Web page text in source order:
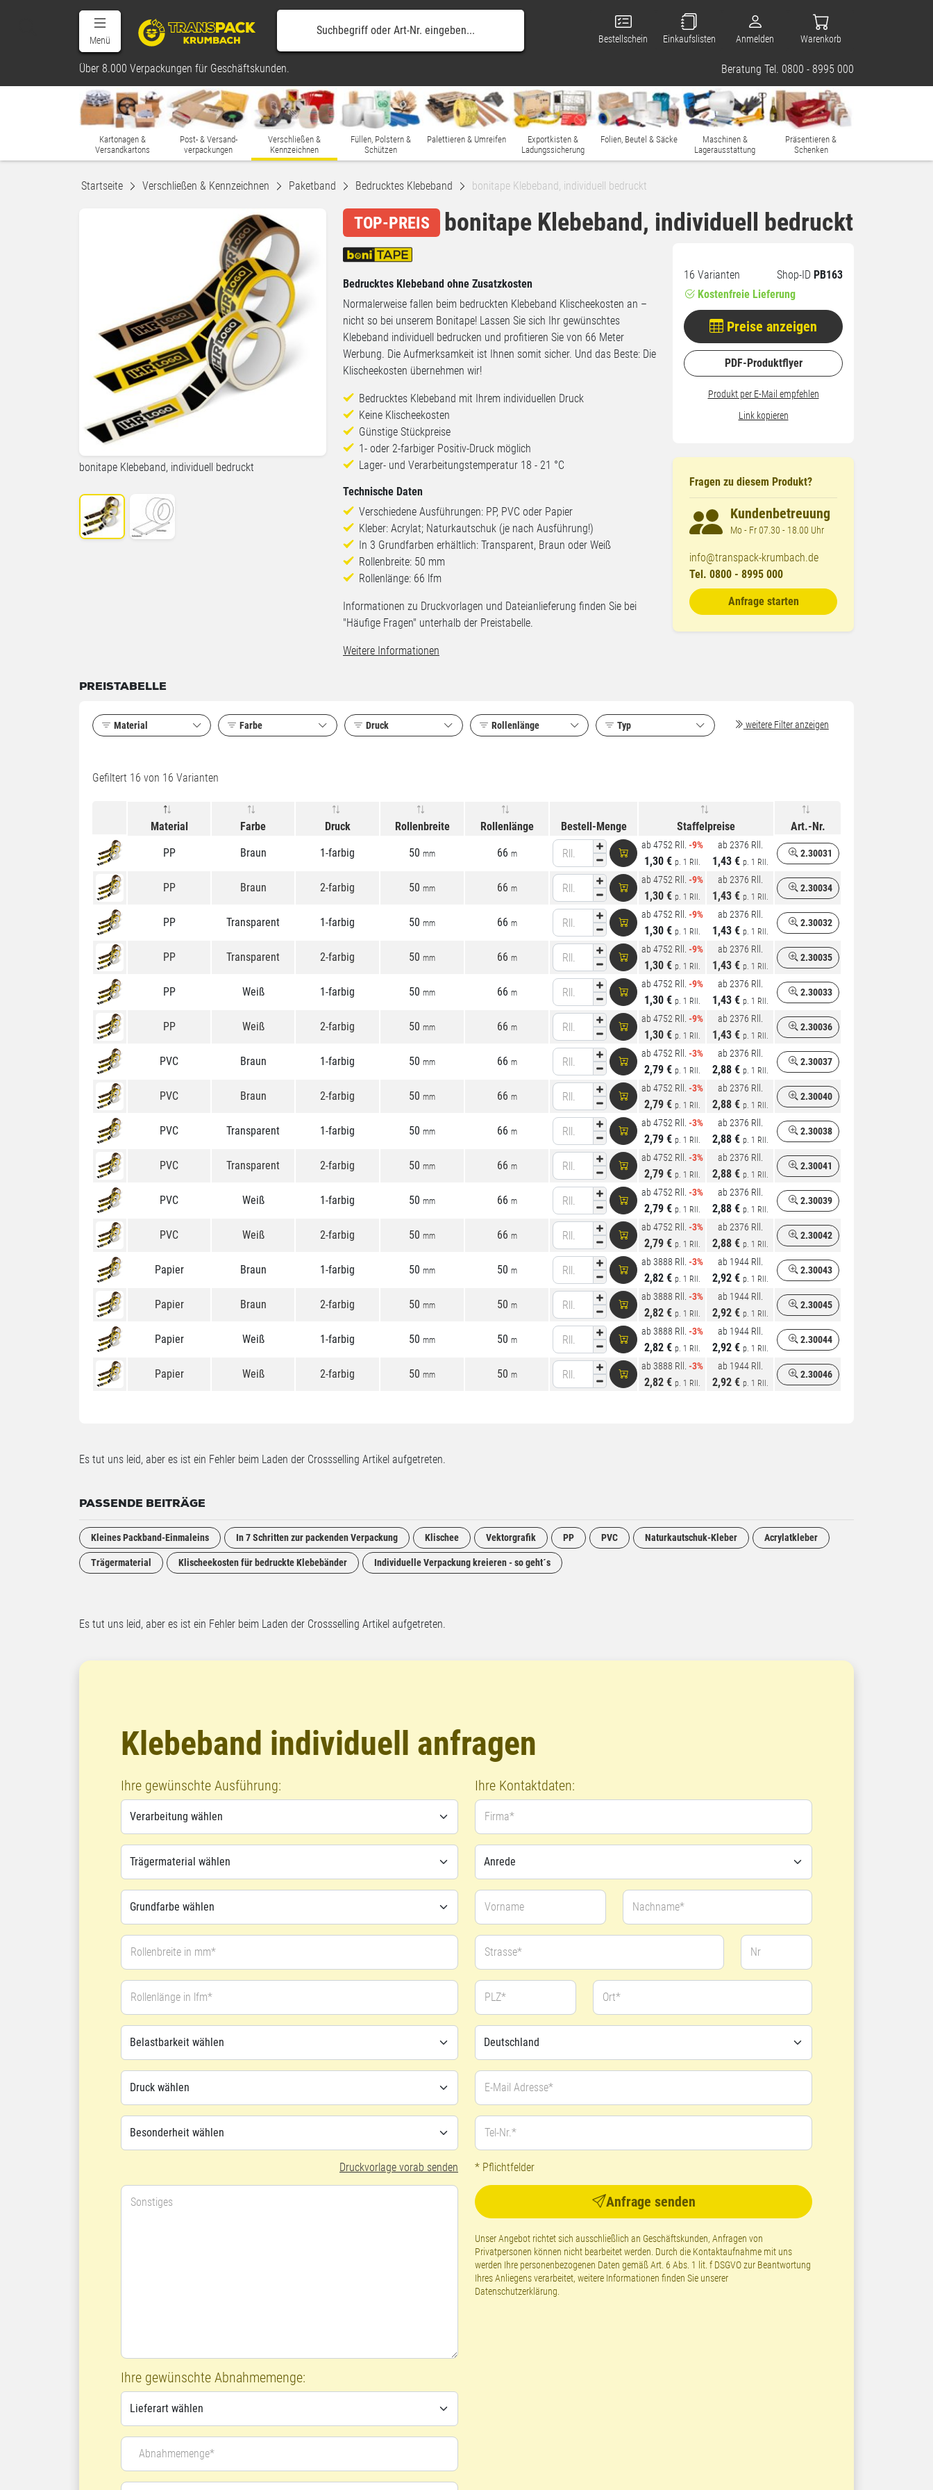
Menü Bestellschein Einkaufslisten Anmelden Warenkorb
Über 8.000 Verpackungen für Geschäftskunden. Beratung Tel. 0800 - 8995 000
Kartonagen &
Versandkartons
Post- & Versand-
verpackungen
Verschließen &
Kennzeichnen
Füllen, Polstern &
Schützen
Palettieren & Umreifen
Exportkisten &
Ladungssicherung
Folien, Beutel & Säcke
Maschinen &
Lagerausstattung
Präsentieren &
Schenken
Startseite Verschließen & Kennzeichnen Paketband Bedrucktes Klebeband bonitape Klebeband, individuell bedruckt
TOP-PREIS bonitape Klebeband, individuell bedruckt
bonitape Klebeband, individuell bedruckt
16 Varianten Shop-ID PB163
Kostenfreie Lieferung
Preise anzeigen
PDF-Produktflyer
Produkt per E-Mail empfehlen
Link kopieren
Fragen zu diesem Produkt?
Kundenbetreuung
Mo - Fr 07.30 - 18.00 Uhr
info@transpack-krumbach.de
Tel. 0800 - 8995 000
Anfrage starten
Bedrucktes Klebeband ohne Zusatzkosten
Normalerweise fallen beim bedruckten Klebeband Klischeekosten an –
nicht so bei unserem Bonitape! Lassen Sie sich Ihr gewünschtes
Klebeband individuell bedrucken und profitieren Sie von 66 Meter
Werbung. Die Aufmerksamkeit ist Ihnen somit sicher. Und das Beste: Die
Klischeekosten übernehmen wir!
Bedrucktes Klebeband mit Ihrem individuellen Druck
Keine Klischeekosten
Günstige Stückpreise
1- oder 2-farbiger Positiv-Druck möglich
Lager- und Verarbeitungstemperatur 18 - 21 °C
Technische Daten
Verschiedene Ausführungen: PP, PVC oder Papier
Kleber: Acrylat; Naturkautschuk (je nach Ausführung!)
In 3 Grundfarben erhältlich: Transparent, Braun oder Weiß
Rollenbreite: 50 mm
Rollenlänge: 66 lfm
Informationen zu Druckvorlagen und Dateianlieferung finden Sie bei
"Häufige Fragen" unterhalb der Preistabelle.
Weitere Informationen
PREISTABELLE
Material Farbe Druck Rollenlänge Typ weitere Filter anzeigen
Gefiltert 16 von 16 Varianten
Material Farbe Druck Rollenbreite Rollenlänge Bestell-Menge Staffelpreise
Art.-Nr.
PP
Braun 1-farbig 50 mm 66 m Rll.
ab 4752 Rll. -9%
1,30 € p. 1 Rll.
ab 2376 Rll.
1,43 € p. 1 Rll.
2.30031
PP Braun 2-farbig 50 mm 66 m Rll.
ab 4752 Rll. -9%
1,30 € p. 1 Rll.
ab 2376 Rll.
1,43 € p. 1 Rll.
2.30034
PP Transparent 1-farbig 50 mm 66 m Rll.
ab 4752 Rll. -9%
1,30 € p. 1 Rll.
ab 2376 Rll.
1,43 € p. 1 Rll.
2.30032
PP Transparent 2-farbig 50 mm 66 m Rll.
ab 4752 Rll. -9%
1,30 € p. 1 Rll.
ab 2376 Rll.
1,43 € p. 1 Rll.
2.30035
PP Weiß 1-farbig 50 mm 66 m Rll.
ab 4752 Rll. -9%
1,30 € p. 1 Rll.
ab 2376 Rll.
1,43 € p. 1 Rll.
2.30033
PP Weiß 2-farbig 50 mm 66 m Rll.
ab 4752 Rll. -9%
1,30 € p. 1 Rll.
ab 2376 Rll.
1,43 € p. 1 Rll.
2.30036
PVC Braun 1-farbig 50 mm 66 m Rll.
ab 4752 Rll. -3%
2,79 € p. 1 Rll.
ab 2376 Rll.
2,88 € p. 1 Rll.
2.30037
PVC Braun 2-farbig 50 mm 66 m Rll.
ab 4752 Rll. -3%
2,79 € p. 1 Rll.
ab 2376 Rll.
2,88 € p. 1 Rll.
2.30040
PVC Transparent 1-farbig 50 mm 66 m Rll.
ab 4752 Rll. -3%
2,79 € p. 1 Rll.
ab 2376 Rll.
2,88 € p. 1 Rll.
2.30038
PVC Transparent 2-farbig 50 mm 66 m Rll.
ab 4752 Rll. -3%
2,79 € p. 1 Rll.
ab 2376 Rll.
2,88 € p. 1 Rll.
2.30041
PVC Weiß 1-farbig 50 mm 66 m Rll.
ab 4752 Rll. -3%
2,79 € p. 1 Rll.
ab 2376 Rll.
2,88 € p. 1 Rll.
2.30039
PVC Weiß 2-farbig 50 mm 66 m Rll.
ab 4752 Rll. -3%
2,79 € p. 1 Rll.
ab 2376 Rll.
2,88 € p. 1 Rll.
2.30042
Papier Braun 1-farbig 50 mm 50 m Rll.
ab 3888 Rll. -3%
2,82 € p. 1 Rll.
ab 1944 Rll.
2,92 € p. 1 Rll.
2.30043
Papier Braun 2-farbig 50 mm 50 m Rll.
ab 3888 Rll. -3%
2,82 € p. 1 Rll.
ab 1944 Rll.
2,92 € p. 1 Rll.
2.30045
Papier Weiß 1-farbig 50 mm 50 m Rll.
ab 3888 Rll. -3%
2,82 € p. 1 Rll.
ab 1944 Rll.
2,92 € p. 1 Rll.
2.30044
Papier Weiß 2-farbig 50 mm 50 m Rll.
ab 3888 Rll. -3%
2,82 € p. 1 Rll.
ab 1944 Rll.
2,92 € p. 1 Rll.
2.30046
Es tut uns leid, aber es ist ein Fehler beim Laden der Crossselling Artikel aufgetreten.
PASSENDE BEITRÄGE
Kleines Packband-Einmaleins In 7 Schritten zur packenden Verpackung Klischee Vektorgrafik PP PVC Naturkautschuk-Kleber Acrylatkleber
Trägermaterial Klischeekosten für bedruckte Klebebänder Individuelle Verpackung kreieren - so geht´s
Es tut uns leid, aber es ist ein Fehler beim Laden der Crossselling Artikel aufgetreten.
Klebeband individuell anfragen
Ihre gewünschte Ausführung:
Rollenbreite in mm*
Rollenlänge in lfm*
Druckvorlage vorab senden
Sonstiges
Ihre gewünschte Abnahmemenge:
Abnahmemenge*
Ihre Kontaktdaten:
Firma*
Vorname Nachname*
Strasse* Nr
PLZ* Ort*
E-Mail Adresse*
Tel-Nr.*
* Pflichtfelder
Anfrage senden
Unser Angebot richtet sich ausschließlich an Geschäftskunden, Anfragen von
Privatpersonen können nicht bearbeitet werden. Durch die Kontaktaufnahme mit uns
werden Ihre personenbezogenen Daten gemäß Art. 6 Abs. 1 lit. f DSGVO zur Beantwortung
Ihres Anliegens verarbeitet, weitere Informationen finden Sie unserer
Datenschutzerklärung